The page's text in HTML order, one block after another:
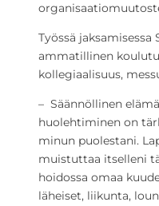
Työssä
ammatillinen
kollegiaalisuus,
– Säännöllinen
huolehtiminen on
minun puolestani.
muistuttaa itselleni
hoidossa omaa
läheiset, liikunta,